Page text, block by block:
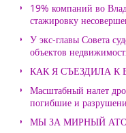
19% компаний во
стажировку
У экс-главы Совета
объектов
КАК Я СЪЕЗДИЛА
Масштабный налет
погибшие и
МЫ ЗА МИРНЫЙ